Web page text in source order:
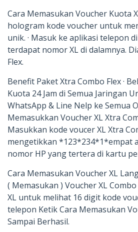
Cara Memasukan Voucher Kuota
hologram kode voucher untuk
unik. · Masuk ke aplikasi telepon
terdapat nomor XL di dalamnya.
Flex.
Benefit Paket Xtra Combo Flex ·
Kuota 24 Jam di Semua Jaringan
WhatsApp & Line Nelp ke Semua
Memasukkan Voucher XL Xtra
Masukkan kode voucer XL Xtra
mengetikkan *123*234*1*empat
nomor HP yang tertera di kartu
Cara Memasukan Voucher XL
( Memasukan ) Voucher XL
XL untuk melihat 16 digit kode
telepon Ketik Cara Memasukan
Sampai Berhasil.